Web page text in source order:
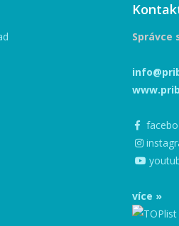
Správce
více »